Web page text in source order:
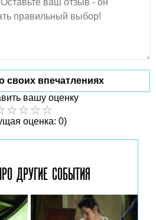
своих впечатлениях
вашу оценку
оценка: 0)
ДРУГИЕ СОБЫТИЯ